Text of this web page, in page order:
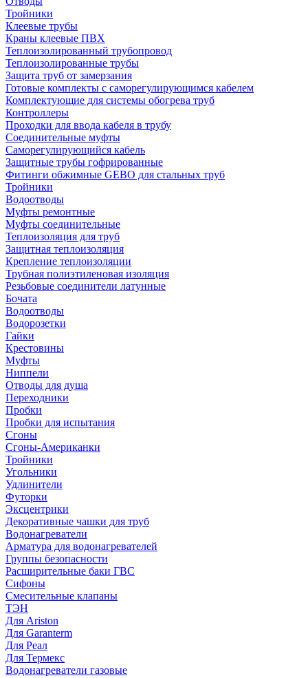
Тройники
Клеевые трубы
Краны клеевые ПВХ
Теплоизолированный трубопровод
Теплоизолированные трубы
Защита труб от замерзания
Готовые комплекты с саморегулирующимся кабелем
Комплектующие для системы обогрева труб
Контроллеры
Проходки для ввода кабеля в трубу
Соединительные муфты
Саморегулирующийся кабель
Защитные трубы гофрированные
Фитинги обжимные GEBO для стальных труб
Тройники
Водоотводы
Муфты ремонтные
Муфты соединительные
Теплоизоляция для труб
Защитная теплоизоляция
Крепление теплоизоляции
Трубная полиэтиленовая изоляция
Резьбовые соединители латунные
Бочата
Водоотводы
Водорозетки
Гайки
Крестовины
Муфты
Ниппели
Отводы для душа
Переходники
Пробки
Пробки для испытания
Сгоны
Сгоны-Американки
Тройники
Угольники
Удлинители
Футорки
Эксцентрики
Декоративные чашки для труб
Водонагреватели
Арматура для водонагревателей
Группы безопасности
Расширительные баки ГВС
Сифоны
Смесительные клапаны
ТЭН
Для Ariston
Для Garanterm
Для Реал
Для Термекс
Водонагреватели газовые